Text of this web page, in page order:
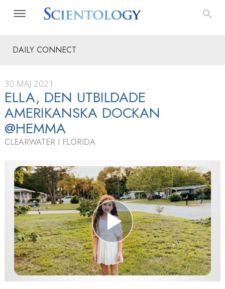
DAILY CONNECT
30 MAJ 2021
ELLA, DEN UTBILDADE
AMERIKANSKA DOCKAN
@HEMMA
CLEARWATER I FLORIDA